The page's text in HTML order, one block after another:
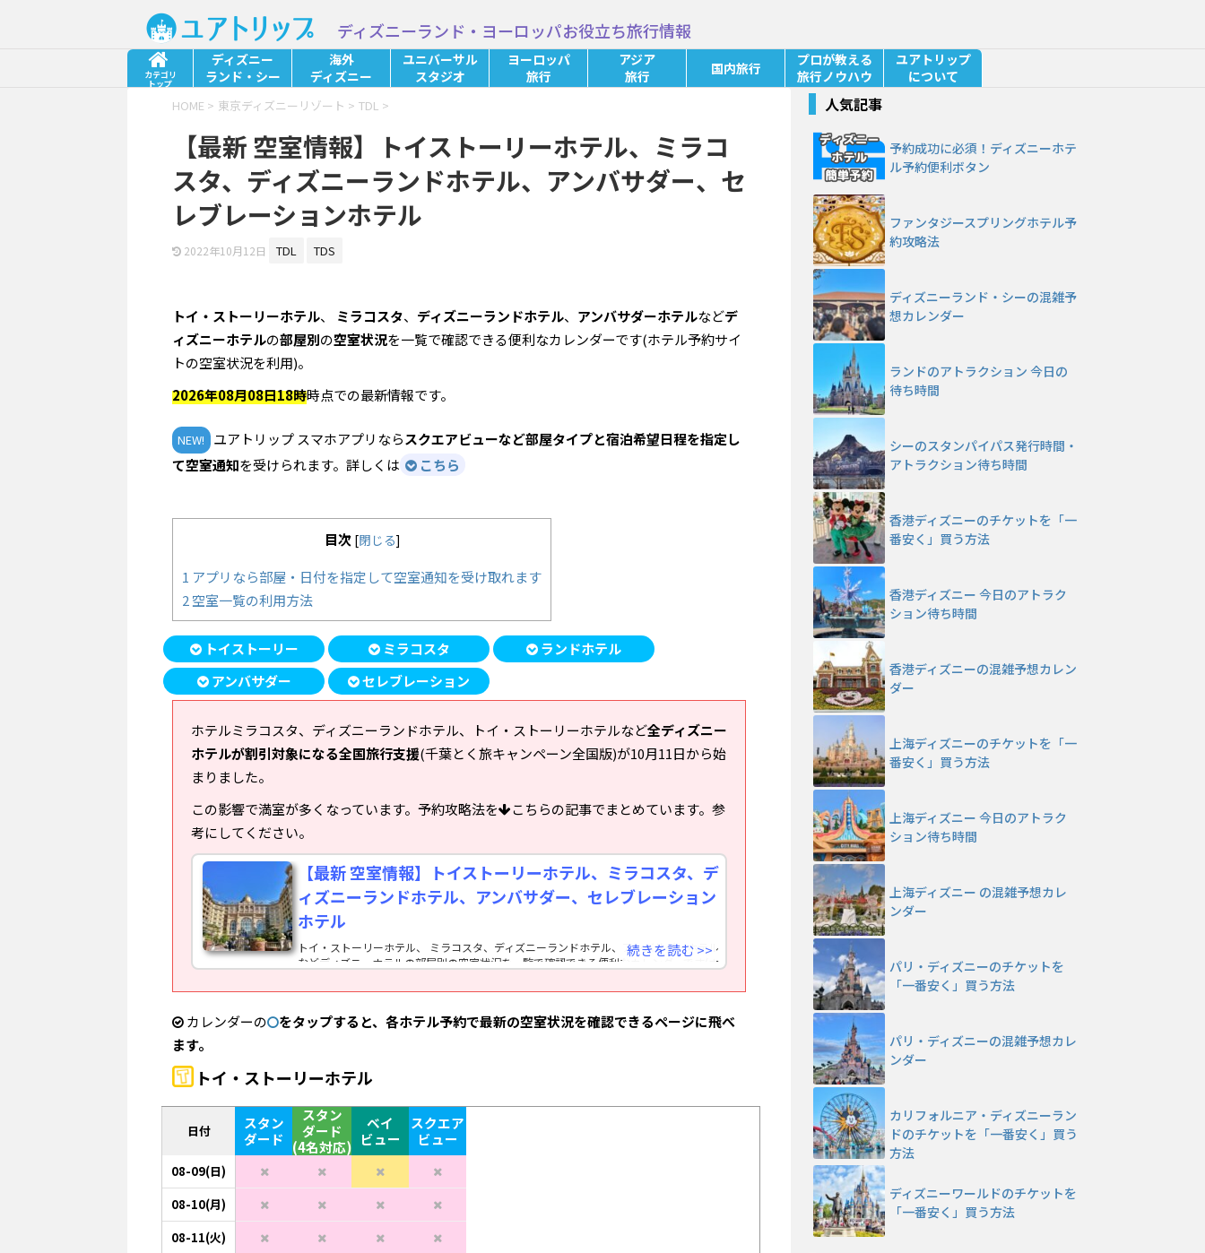
ディズニーランド・ヨーロッパお役立ち旅行情報
カテゴリ
トップ
ディズニー
ランド・シー
海外
ディズニー
ユニバーサル
スタジオ
ヨーロッパ
旅行
アジア
旅行
国内旅行
プロが教える
旅行ノウハウ
ユアトリップ
について
HOME > 東京ディズニーリゾート > TDL >
【最新 空室情報】トイストーリーホテル、ミラコ
スタ、ディズニーランドホテル、アンバサダー、セ
レブレーションホテル
2022年10月12日 TDL TDS
トイ・ストーリーホテル、 ミラコスタ、 ディズニーランドホテル、 アンバサダーホテルなどデ
ィズニーホテルの部屋別の空室状況を一覧で確認できる便利なカレンダーです(ホテル予約サイ
トの空室状況を利用)。
2026年08月08日18時時点での最新情報です。
NEW! ユアトリップ スマホアプリならスクエアビューなど部屋タイプと宿泊希望日程を指定し
て空室通知を受けられます。詳しくは こちら
目次 [閉じる]
1 アプリなら部屋・日付を指定して空室通知を受け取れます
2 空室一覧の利用方法
トイストーリー ミラコスタ
ランドホテル
アンバサダー
セレブレーション
ホテルミラコスタ、ディズニーランドホテル、トイ・ストーリーホテルなど全ディズニー
ホテルが割引対象になる全国旅行支援(千葉とく旅キャンペーン全国版)が10月11日から始
まりました。
この影響で満室が多くなっています。予約攻略法を
こちらの記事でまとめています。参
考にしてください。
【最新 空室情報】トイストーリーホテル、ミラコスタ、デ
ィズニーランドホテル、アンバサダー、セレブレーション
ホテル
トイ・ストーリーホテル、 ミラコスタ、ディズニーランドホテル、アンバサダーホテル
などディズニーホテルの部屋別の空室状況を一覧で確認できる便利なカレンダーです(ホ
ホアプリならスクエアビューなど部屋タイプと宿泊希望日程を指定して空室通知を受け
続きを読む >>
カレンダーの
をタップすると、各ホテル予約で最新の空室状況を確認できるページに飛べ
ます。
トイ・ストーリーホテル
日付
スタン
ダード
スタン
ダード
(4名対応)
ベイ
ビュー
スクエア
ビュー
08-09(日)
08-10(月)
08-11(火)
人気記事
予約成功に必須！ディズニーホテ
ル予約便利ボタン
ファンタジースプリングホテル予
約攻略法
ディズニーランド・シーの混雑予
想カレンダー
ランドのアトラクション 今日の
待ち時間
シーのスタンパイパス発行時間・
アトラクション待ち時間
香港ディズニーのチケットを「一
番安く」買う方法
香港ディズニー 今日のアトラク
ション待ち時間
香港ディズニーの混雑予想カレン
ダー
上海ディズニーのチケットを「一
番安く」買う方法
上海ディズニー 今日のアトラク
ション待ち時間
上海ディズニー の混雑予想カレ
ンダー
パリ・ディズニーのチケットを
「一番安く」買う方法
パリ・ディズニーの混雑予想カレ
ンダー
カリフォルニア・ディズニーラン
ドのチケットを「一番安く」買う
方法
ディズニーワールドのチケットを
「一番安く」買う方法